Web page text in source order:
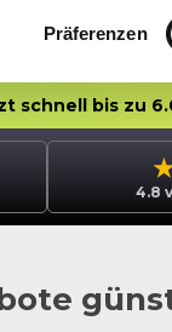
Präferenzen
schnell bis zu
4.8